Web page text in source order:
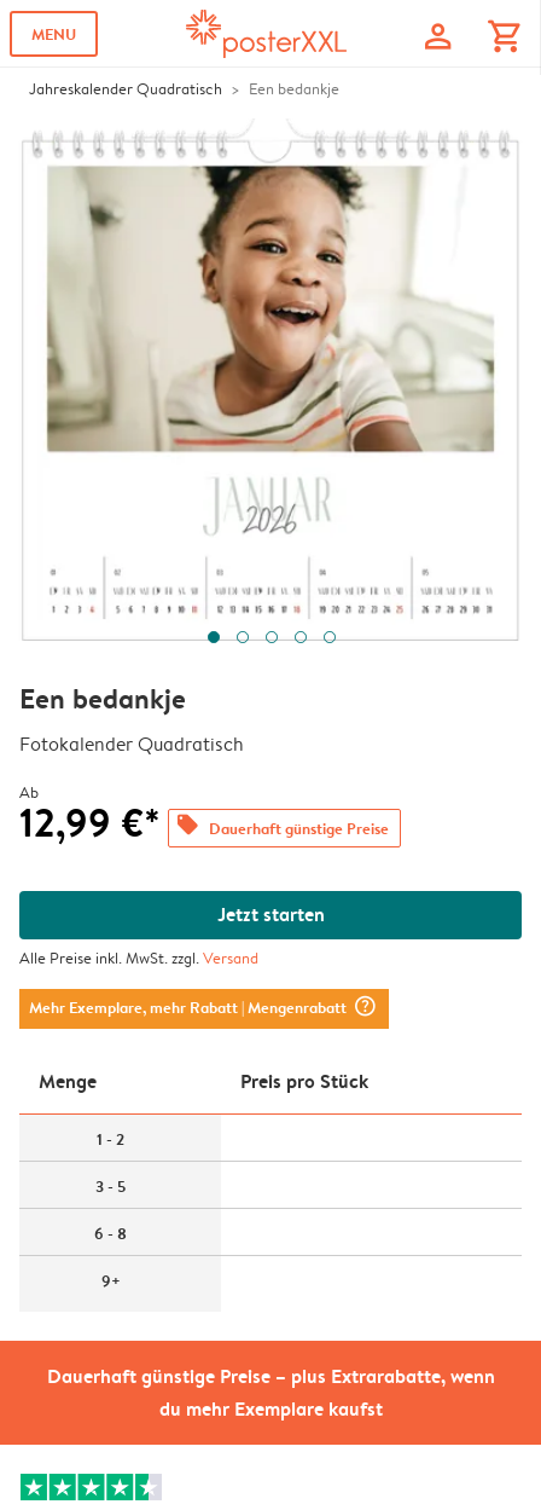
MENU profile shopping_cart
Jahreskalender Quadratisch Een bedankje
Dauerhaft günstige Preise – plus Extrarabatte, wenn
du mehr Exemplare kaufst
Een bedankje
Fotokalender Quadratisch
Ab
12,99 €* offers Dauerhaft günstige Preise
Jetzt starten
Alle Preise inkl. MwSt. zzgl.Versand
Mehr Exemplare, mehr Rabatt| Mengenrabatt question_mark_circle
Menge Preis pro Stück
1 - 2
3 - 5
6 - 8
9+